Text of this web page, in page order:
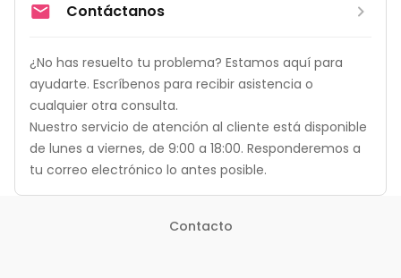
Contáctanos
¿No has resuelto tu problema? Estamos aquí para
ayudarte. Escríbenos para recibir asistencia o
cualquier otra consulta.
Nuestro servicio de atención al cliente está disponible
de lunes a viernes, de 9:00 a 18:00. Responderemos a
tu correo electrónico lo antes posible.
Contacto